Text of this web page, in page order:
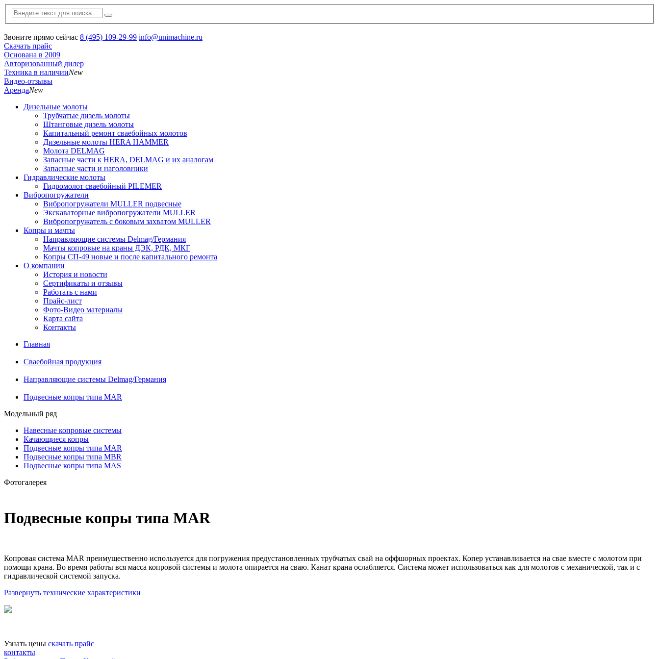
Звоните прямо сейчас 8 (495) 109-29-99 info@unimachine.ru
Скачать прайс
Основана в 2009
Авторизованный дилер
Техника в наличииNew
Видео-отзывы
АрендаNew
Дизельные молоты
Трубчатые дизель молоты
Штанговые дизель молоты
Капитальный ремонт сваебойных молотов
Дизельные молоты HERA HAMMER
Молота DELMAG
Запасные части к HERA, DELMAG и их аналогам
Запасные части и наголовники
Гидравлические молоты
Гидромолот сваебойный PILEMER
Вибропогружатели
Вибропогружатели MULLER подвесные
Экскаваторные вибропогружатели MULLER
Вибропогружатель с боковым захватом MULLER
Копры и мачты
Направляющие системы Delmag/Германия
Мачты копровые на краны ДЭК, РДК, МКГ
Копры СП-49 новые и после капитального ремонта
О компании
История и новости
Сертификаты и отзывы
Работать с нами
Прайс-лист
Фото-Видео материалы
Карта сайта
Контакты
Главная
Сваебойная продукция
Направляющие системы Delmag/Германия
Подвесные копры типа MAR
Модельный ряд
Навесные копровые системы
Качающиеся копры
Подвесные копры типа MAR
Подвесные копры типа MBR
Подвесные копры типа MAS
Фотогалерея
Подвесные копры типа MAR
Копровая система MAR преимущественно используется для погружения предустановленных трубчатых свай на оффшорных проектах. Копер устанавливается на свае вместе с молотом при
помощи крана. Во время работы вся масса копровой системы и молота опирается на сваю. Канат крана ослабляется. Система может использоваться как для молотов с механической, так и с
гидравлической системой запуска.
Развернуть технические характеристики
Узнать цены скачать прайс
контакты